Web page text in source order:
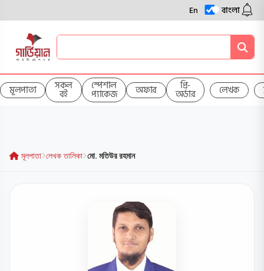
En বাংলা
মূলপাতা সকল
বই
স্পেশাল
প্যাকেজ অফার প্রি-
অর্ডার লেখক
মূলপাতা লেখক তালিকা মো. মতিউর রহমান